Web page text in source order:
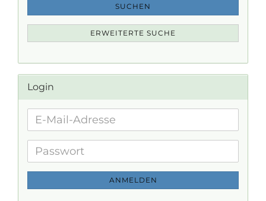
SUCHEN
ERWEITERTE SUCHE
Login
E-
Adresse
Passwort
ANMELDEN